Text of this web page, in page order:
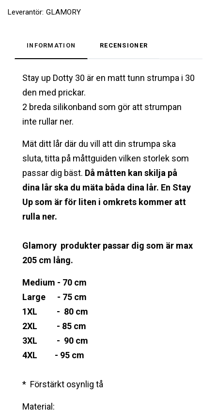
Leverantör: GLAMORY
INFORMATION RECENSIONER
Stay up Dotty 30 är en matt tunn strumpa i 30
den med prickar.
2 breda silikonband som gör att strumpan
inte rullar ner.
Mät ditt lår där du vill att din strumpa ska
sluta, titta på måttguiden vilken storlek som
passar dig bäst. Då måtten kan skilja på
dina lår ska du mäta båda dina lår. En Stay
Up som är för liten i omkrets kommer att
rulla ner.
Glamory produkter passar dig som är max
205 cm lång.
Medium - 70 cm
Large - 75 cm
1XL - 80 cm
2XL - 85 cm
3XL - 90 cm
4XL - 95 cm
* Förstärkt osynlig tå
Material: